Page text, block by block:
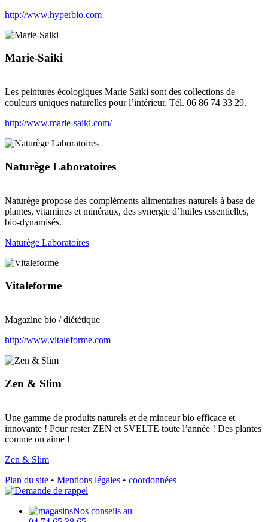
http://www.hyperbio.com
Marie-Saiki
Les peintures écologiques Marie Saïki sont des collections de
couleurs uniques naturelles pour l’intérieur. Tél. 06 86 74 33 29.
http://www.marie-saiki.com/
Naturège Laboratoires
Naturège propose des compléments alimentaires naturels à base de
plantes, vitamines et minéraux, des synergie d’huiles essentielles,
bio-dynamisés.
Naturège Laboratoires
Vitaleforme
Magazine bio / diététique
http://www.vitaleforme.com
Zen & Slim
Une gamme de produits naturels et de minceur bio efficace et
innovante ! Pour rester ZEN et SVELTE toute l’année ! Des plantes
comme on aime !
Zen & Slim
Plan du site • Mentions légales • coordonnées
Nos conseils au